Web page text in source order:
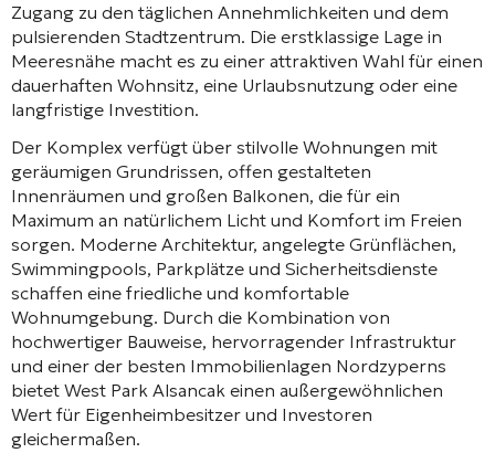
Zugang zu den täglichen Annehmlichkeiten und dem
pulsierenden Stadtzentrum. Die erstklassige Lage in
Meeresnähe macht es zu einer attraktiven Wahl für einen
dauerhaften Wohnsitz, eine Urlaubsnutzung oder eine
langfristige Investition.
Der Komplex verfügt über stilvolle Wohnungen mit
geräumigen Grundrissen, offen gestalteten
Innenräumen und großen Balkonen, die für ein
Maximum an natürlichem Licht und Komfort im Freien
sorgen. Moderne Architektur, angelegte Grünflächen,
Swimmingpools, Parkplätze und Sicherheitsdienste
schaffen eine friedliche und komfortable
Wohnumgebung. Durch die Kombination von
hochwertiger Bauweise, hervorragender Infrastruktur
und einer der besten Immobilienlagen Nordzyperns
bietet West Park Alsancak einen außergewöhnlichen
Wert für Eigenheimbesitzer und Investoren
gleichermaßen.